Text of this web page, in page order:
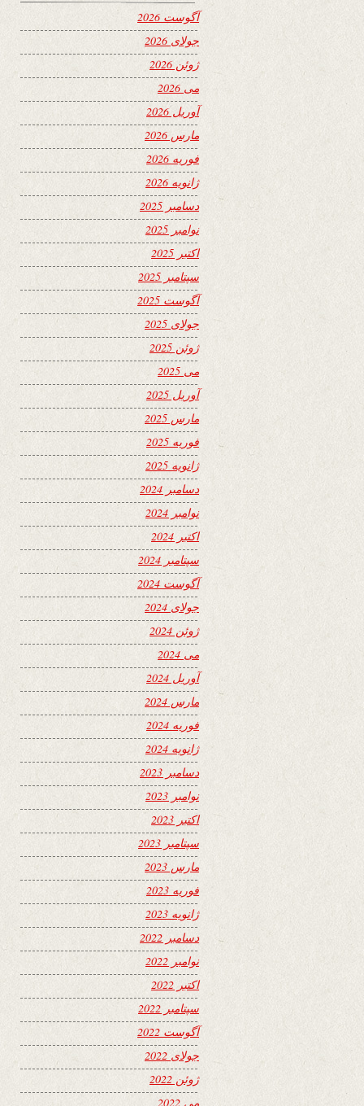
آگوست 2026
جولای 2026
ژوئن 2026
می 2026
آوریل 2026
مارس 2026
فوریه 2026
ژانویه 2026
دسامبر 2025
نوامبر 2025
اکتبر 2025
سپتامبر 2025
آگوست 2025
جولای 2025
ژوئن 2025
می 2025
آوریل 2025
مارس 2025
فوریه 2025
ژانویه 2025
دسامبر 2024
نوامبر 2024
اکتبر 2024
سپتامبر 2024
آگوست 2024
جولای 2024
ژوئن 2024
می 2024
آوریل 2024
مارس 2024
فوریه 2024
ژانویه 2024
دسامبر 2023
نوامبر 2023
اکتبر 2023
سپتامبر 2023
مارس 2023
فوریه 2023
ژانویه 2023
دسامبر 2022
نوامبر 2022
اکتبر 2022
سپتامبر 2022
آگوست 2022
جولای 2022
ژوئن 2022
می 2022